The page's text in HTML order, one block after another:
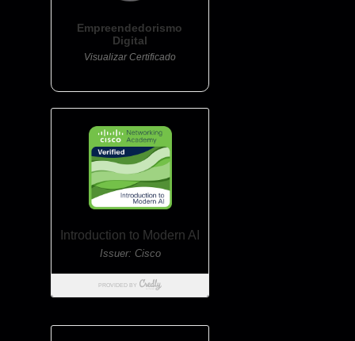
Empreendedorismo
Digital
Visualizar Certificado